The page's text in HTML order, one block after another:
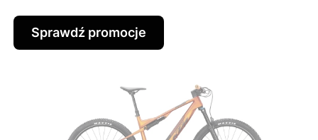
Sprawdź promocje